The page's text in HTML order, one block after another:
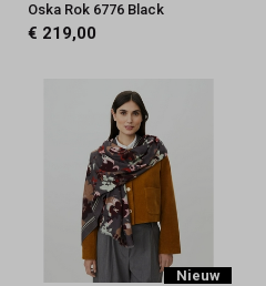
Oska Rok 6776 Black
€ 219,00
Nieuw